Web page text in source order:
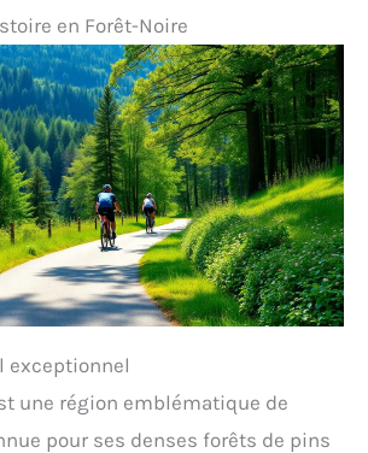
en Forêt-Noire
exceptionnel
une région emblématique de
pour ses denses forêts de pins